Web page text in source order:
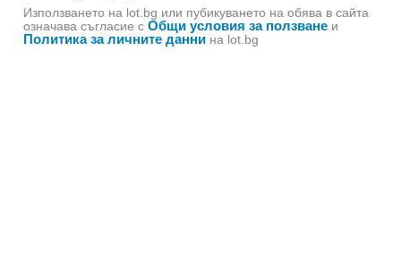
Използването на lot.bg или пубикуването на обява в сайта
означава съгласие с Общи условия за ползванеи
Политика за личните даннина lot.bg